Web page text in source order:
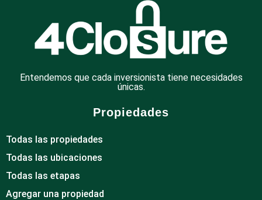
Entendemos que cada inversionista tiene necesidades
únicas.
Propiedades
Todas las propiedades
Todas las ubicaciones
Todas las etapas
Agregar una propiedad